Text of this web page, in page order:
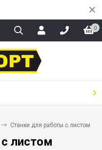
0
Станки для работы с листом
листом